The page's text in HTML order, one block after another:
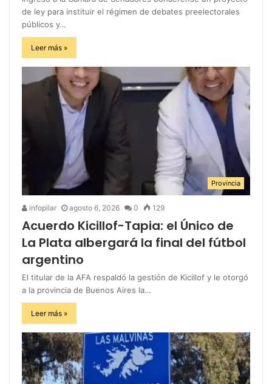
de ley para instituir el régimen de debates preelectorales
públicos y…
Leer más »
Provincia
infopilar agosto 6, 2026 0 129
Acuerdo Kicillof-Tapia: el Único de
La Plata albergará la final del fútbol
argentino
El titular de la AFA respaldó la gestión de Kicillof y le otorgó
a la provincia de Buenos Aires la…
Leer más »